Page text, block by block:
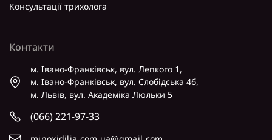
Консультації трихолога
Контакти
м. Івано-Франківськ, вул. Лепкого 1,
м. Івано-Франківськ, вул. Слобідська 4б,
м. Львів, вул. Академіка Люльки 5
(066) 221-97-33